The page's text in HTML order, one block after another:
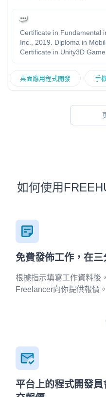
Certificate in Fundamental
Inc., 2019. Diploma in
Certificate in Unity3D
CityU,****-1995
桌面應用程式開發 手
如何使用
免費發佈工作，在
根據指示填寫工作資料後
Freelancer向你提供報價。
平台上的程式開發